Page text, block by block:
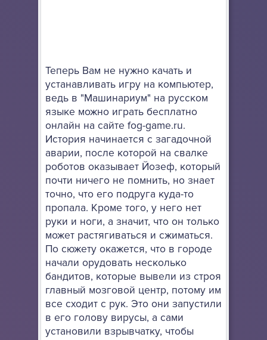
Теперь Вам не нужно качать и
устанавливать игру на компьютер,
ведь в "Машинариум" на русском
языке можно играть бесплатно
онлайн на сайте fog-game.ru.
История начинается с загадочной
аварии, после которой на свалке
роботов оказывает Йозеф, который
почти ничего не помнить, но знает
точно, что его подруга куда-то
пропала. Кроме того, у него нет
руки и ноги, а значит, что он только
может растягиваться и сжиматься.
По сюжету окажется, что в городе
начали орудовать несколько
бандитов, которые вывели из строя
главный мозговой центр, потому им
все сходит с рук. Это они запустили
в его голову вирусы, а сами
установили взрывчатку, чтобы